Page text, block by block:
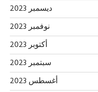
ديسمبر 2023
نوفمبر 2023
أكتوبر 2023
سبتمبر 2023
أغسطس 2023